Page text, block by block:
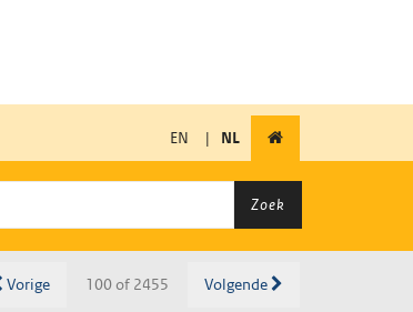
EN | NL
Zoek
Vorige 100 of 2455 Volgende